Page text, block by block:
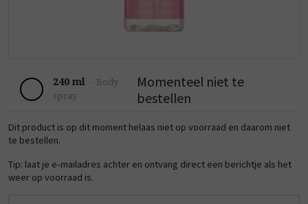
240 ml - Body
spray
Momenteel niet te
bestellen
Dit product is op dit moment helaas niet op voorraad en daarom niet
te bestellen.
Tip: laat je e-mailadres achter en ontvang direct een berichtje als het
weer op voorraad is.